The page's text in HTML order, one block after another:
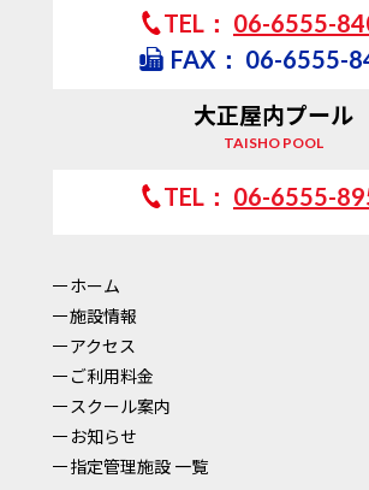
TEL： 06-6555-
FAX： 06-6555-
大正屋内プール
TAISHO POOL
TEL： 06-6555-
ホーム
施設情報
アクセス
ご利用料金
スクール案内
お知らせ
指定管理施設 一覧